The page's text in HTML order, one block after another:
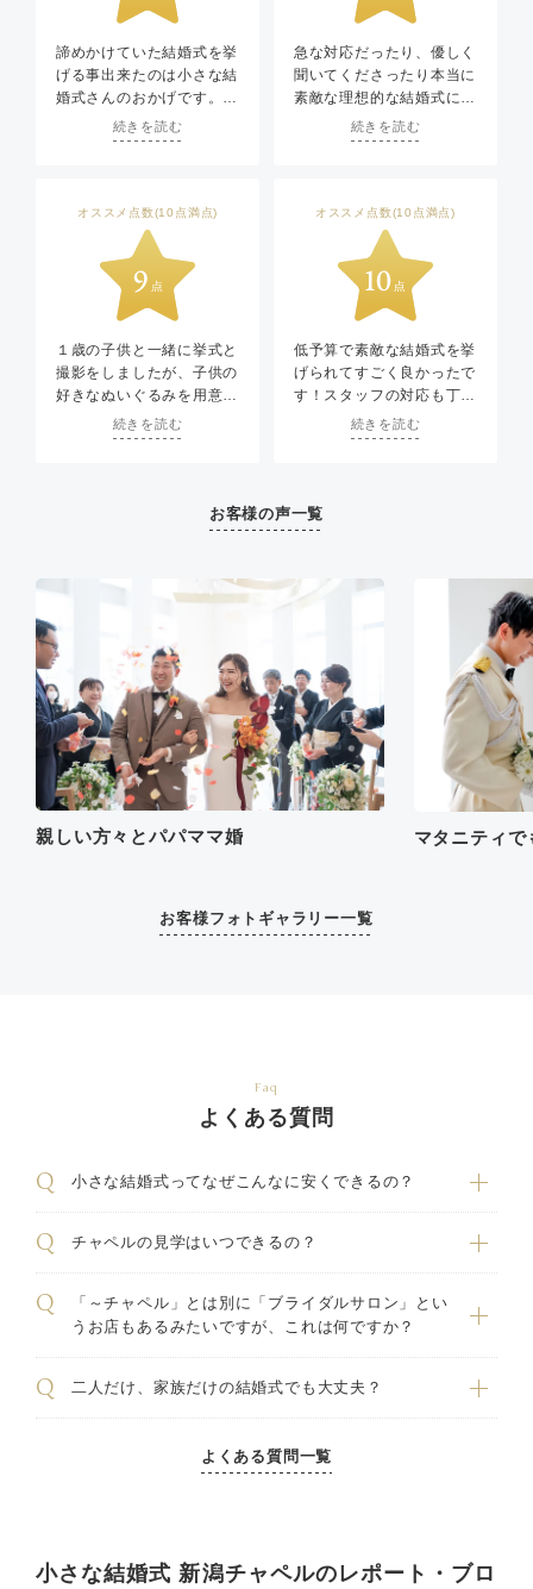
諦めかけていた結婚式を挙
げる事出来たのは小さな結
婚式さんのおかげです。小
さな子供がいる私達にあっ
た様式で行う事が出来たの
人の心を動かしました。本
当に感謝しています。
続きを読む
急な対応だったり、優しく
聞いてくださったり本当に
素敵な理想的な結婚式にな
りました。本当にありがと
うございました。
んしゃです！
続きを読む
オススメ点数(10点満点)
１歳の子供と一緒に挙式と
撮影をしましたが、子供の
好きなぬいぐるみを用意し
てくださったおかげで撮影
がスムーズに進みました。
います。ありがとうござい
続きを読む
オススメ点数(10点満点)
低予算で素敵な結婚式を挙
げられてすごく良かったで
す！スタッフの対応も丁寧
で最後まで楽しく終えるこ
とができました。
続きを読む
お客様の声一覧
親しい方々とパパママ婚 マタニティで
お客様フォトギャラリー一覧
Faq
よくある質問
小さな結婚式ってなぜこんなに安くできるの？
チャペルの見学はいつできるの？
「～チャペル」とは別に「ブライダルサロン」とい
うお店もあるみたいですが、これは何ですか？
二人だけ、家族だけの結婚式でも大丈夫？
よくある質問一覧
小さな結婚式 新潟チャペルのレポート・ブロ